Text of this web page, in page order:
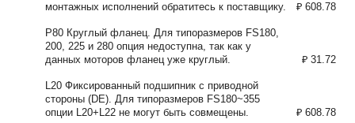
монтажных исполнений обратитесь к поставщику.
₽ 608.78
P80 Круглый фланец. Для типоразмеров FS180,
200, 225 и 280 опция недоступна, так как у
данных моторов фланец уже круглый.
₽ 31.72
L20 Фиксированный подшипник с приводной
стороны (DE). Для типоразмеров FS180~355
опции L20+L22 не могут быть совмещены.
₽ 608.78